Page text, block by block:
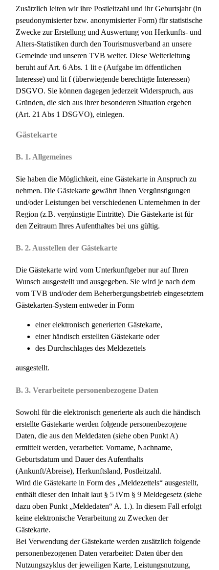
Zusätzlich leiten wir ihre Postleitzahl und ihr Geburtsjahr (in
pseudonymisierter bzw. anonymisierter Form) für statistische
Zwecke zur Erstellung und Auswertung von Herkunfts- und
Alters-Statistiken durch den Tourismusverband an unsere
Gemeinde und unseren TVB weiter. Diese Weiterleitung
beruht auf Art. 6 Abs. 1 lit e (Aufgabe im öffentlichen
Interesse) und lit f (überwiegende berechtigte Interessen)
DSGVO. Sie können dagegen jederzeit Widerspruch, aus
Gründen, die sich aus ihrer besonderen Situation ergeben
(Art. 21 Abs 1 DSGVO), einlegen.
Gästekarte
B. 1. Allgemeines
Sie haben die Möglichkeit, eine Gästekarte in Anspruch zu
nehmen. Die Gästekarte gewährt Ihnen Vergünstigungen
und/oder Leistungen bei verschiedenen Unternehmen in der
Region (z.B. vergünstigte Eintritte). Die Gästekarte ist für
den Zeitraum Ihres Aufenthaltes bei uns gültig.
B. 2. Ausstellen der Gästekarte
Die Gästekarte wird vom Unterkunftgeber nur auf Ihren
Wunsch ausgestellt und ausgegeben. Sie wird je nach dem
vom TVB und/oder dem Beherbergungsbetrieb eingesetztem
Gästekarten-System entweder in Form
einer elektronisch generierten Gästekarte,
einer händisch erstellten Gästekarte oder
des Durchschlages des Meldezettels
ausgestellt.
B. 3. Verarbeitete personenbezogene Daten
Sowohl für die elektronisch generierte als auch die händisch
erstellte Gästekarte werden folgende personenbezogene
Daten, die aus den Meldedaten (siehe oben Punkt A)
ermittelt werden, verarbeitet: Vorname, Nachname,
Geburtsdatum und Dauer des Aufenthalts
(Ankunft/Abreise), Herkunftsland, Postleitzahl.
Wird die Gästekarte in Form des „Meldezettels“ ausgestellt,
enthält dieser den Inhalt laut § 5 iVm § 9 Meldegesetz (siehe
dazu oben Punkt „Meldedaten“ A. 1.). In diesem Fall erfolgt
keine elektronische Verarbeitung zu Zwecken der
Gästekarte.
Bei Verwendung der Gästekarte werden zusätzlich folgende
personenbezogenen Daten verarbeitet: Daten über den
Nutzungszyklus der jeweiligen Karte, Leistungsnutzung,